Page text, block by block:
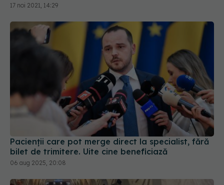
17 noi 2021, 14:29
Pacienții care pot merge direct la specialist, fără
bilet de trimitere. Uite cine beneficiază
06 aug 2025, 20:08